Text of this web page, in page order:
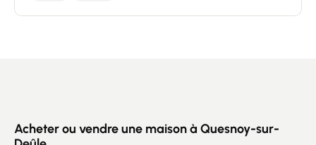
viennent parfaire ce bien. Je vous en parle avec
plaisir!
Acheter ou vendre une maison à Quesnoy-sur-